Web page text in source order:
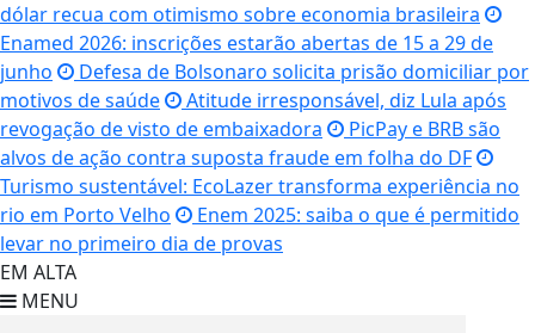
dólar recua com otimismo sobre economia brasileira
Enamed 2026: inscrições estarão abertas de 15 a 29 de
junho
Defesa de Bolsonaro solicita prisão domiciliar por
motivos de saúde
Atitude irresponsável, diz Lula após
revogação de visto de embaixadora
PicPay e BRB são
alvos de ação contra suposta fraude em folha do DF
Turismo sustentável: EcoLazer transforma experiência no
rio em Porto Velho
Enem 2025: saiba o que é permitido
levar no primeiro dia de provas
EM ALTA
MENU